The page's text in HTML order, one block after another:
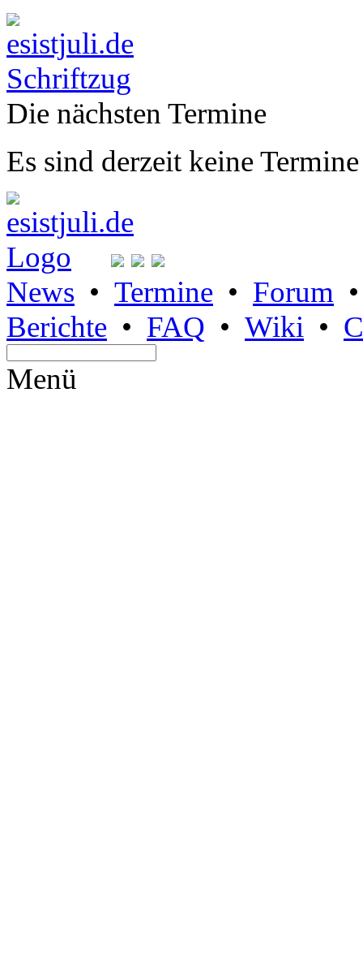
Die nächsten Termine
Es sind derzeit keine
News • Termine • Forum
Berichte • FAQ • Wiki •
Menü